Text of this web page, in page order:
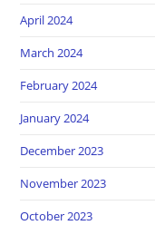
April 2024
March 2024
February 2024
January 2024
December 2023
November 2023
October 2023